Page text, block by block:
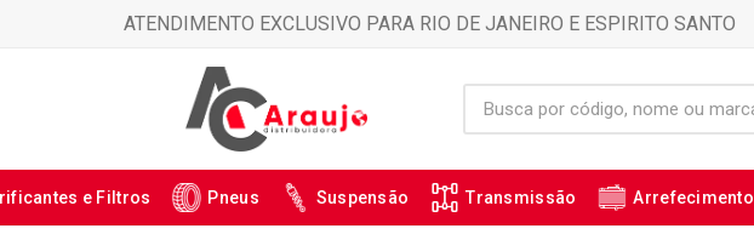
ATENDIMENTO EXCLUSIVO PARA RIO DE JANEIRO E ESPIRITO SANTO
e Filtros Pneus Suspensão Transmissão Arrefecimento